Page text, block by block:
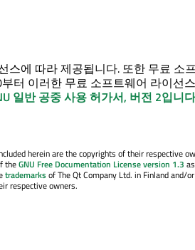
스에 따라 제공됩니다. 또한 무료 소
터 이러한 무료 소프트웨어 라이선
일반 공중 사용 허가서, 버전 2입니다
herein are the copyrights of their respective
theGNU Free Documentation License version 1.3
trademarksof The Qt Company Ltd. in Finland and/
respective owners.